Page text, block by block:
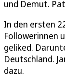
und Demut.
In den ersten
Followerinnen
geliked.
Deutschland.
dazu.